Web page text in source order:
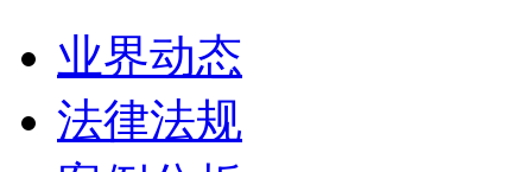
业界动态
法律法规